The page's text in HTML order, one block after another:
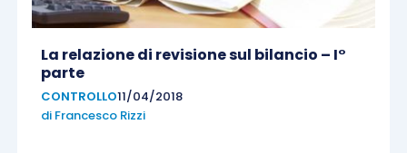
La relazione di revisione sul bilancio – I°
parte
CONTROLLO11/04/2018
di Francesco Rizzi